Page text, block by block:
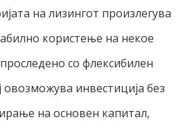
на лизингот произлегува
користење на некое
со флексибилен
инвестиција без
на основен капитал,